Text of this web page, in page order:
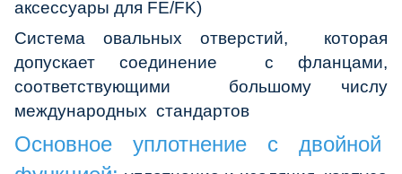
аксессуары для FE/FK)
Система овальных отверстий, которая
допускает соединение с фланцами,
соответствующими большому числу
международных стандартов
Основное уплотнение с двойной